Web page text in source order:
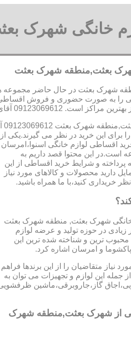
خانگی شهرک
بعثت,منطقه شهرک بعثت
شهرک بعثت در حال حاضر مجموعه
را به صورت حضوری و فروش
آقای میثم افسری
09123069612 آقای میثم افسری
این خرید در نظر می گیرند.یکی از
اقساطی لوازم خانگی اسنوا،امرسان
است.در این محتوا قصد داریم به
و شرایط خرید اقساطی از این
دارید محصولات و کالاهای مورد نیاز
خریداری کنید،با ما همراه باشید.
خانگی شهرک بعثت, منطقه شهرک بعثت
در حوزه تولید و عرضه لوازم
محبوب ترین و شناخته شده ترین این
و امرسان اشاره کرد.
نیاز متقاضیان را از این برندها فراهم
جمله این لوازم و تجهیزات می توان به
گاز،جاروبرقی،ماشین
از شهرک بعثت,منطقه شهرک